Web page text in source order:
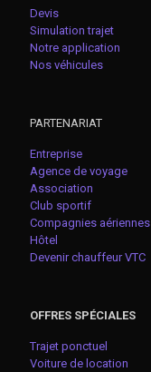
Devis
Simulation trajet
Notre application
Nos véhicules
PARTENARIAT
Entreprise
Agence de voyage
Association
Club sportif
Compagnies aériennes
Hôtel
Devenir chauffeur VTC
OFFRES SPÉCIALES
Trajet ponctuel
Voiture de location